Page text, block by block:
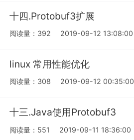
十四.Protobuf3扩展
阅读量：392 2019-09-12 13:08:00
linux 常用性能优化
阅读量：308 2019-09-12 00:35:00
十三.Java使用Protobuf3
阅读量：551 2019-09-11 18:36:00